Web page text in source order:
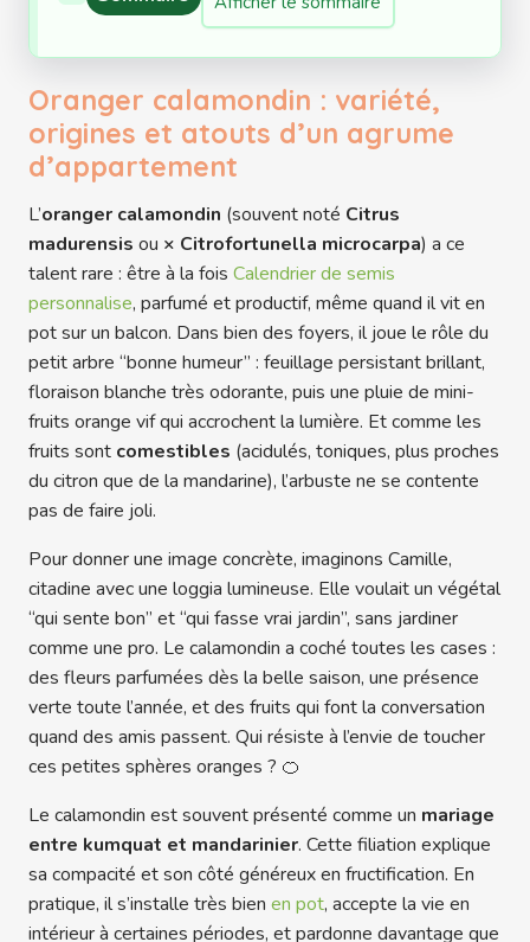
Oranger calamondin : variété,
origines et atouts d’un agrume
d’appartement
L’oranger calamondin (souvent noté Citrus
madurensis ou × Citrofortunella microcarpa) a ce
talent rare : être à la fois Calendrier de semis
personnalise, parfumé et productif, même quand il vit en
pot sur un balcon. Dans bien des foyers, il joue le rôle du
petit arbre “bonne humeur” : feuillage persistant brillant,
floraison blanche très odorante, puis une pluie de mini-
fruits orange vif qui accrochent la lumière. Et comme les
fruits sont comestibles (acidulés, toniques, plus proches
du citron que de la mandarine), l’arbuste ne se contente
pas de faire joli.
Pour donner une image concrète, imaginons Camille,
citadine avec une loggia lumineuse. Elle voulait un végétal
“qui sente bon” et “qui fasse vrai jardin”, sans jardiner
comme une pro. Le calamondin a coché toutes les cases :
des fleurs parfumées dès la belle saison, une présence
verte toute l’année, et des fruits qui font la conversation
quand des amis passent. Qui résiste à l’envie de toucher
ces petites sphères oranges ? 🍊
Le calamondin est souvent présenté comme un mariage
entre kumquat et mandarinier. Cette filiation explique
sa compacité et son côté généreux en fructification. En
pratique, il s’installe très bien en pot, accepte la vie en
intérieur à certaines périodes, et pardonne davantage que